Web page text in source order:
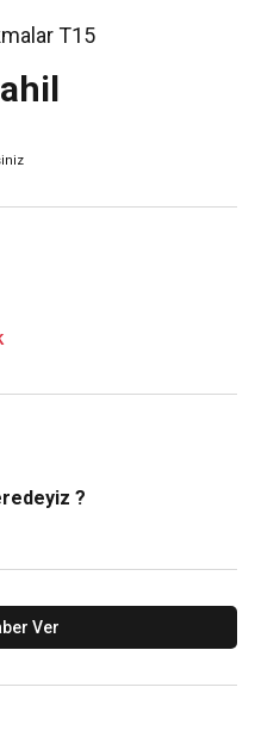
T15
?
Ver